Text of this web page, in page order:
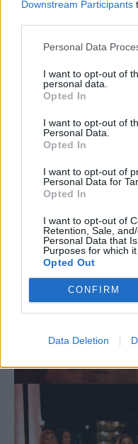
Downstream Participants
Personal Data
I want to opt-out of
personal data.
Opted In
I want to opt-out of
Personal Data.
Opted In
I want to opt-out of
Personal Data for
Opted In
I want to opt-out of
Retention, Sale,
Personal Data that
Purposes for which it
Opted Out
CONFIRM
Data Deletion